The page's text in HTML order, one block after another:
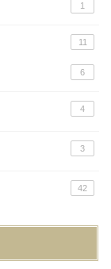
1
11
6
4
3
42